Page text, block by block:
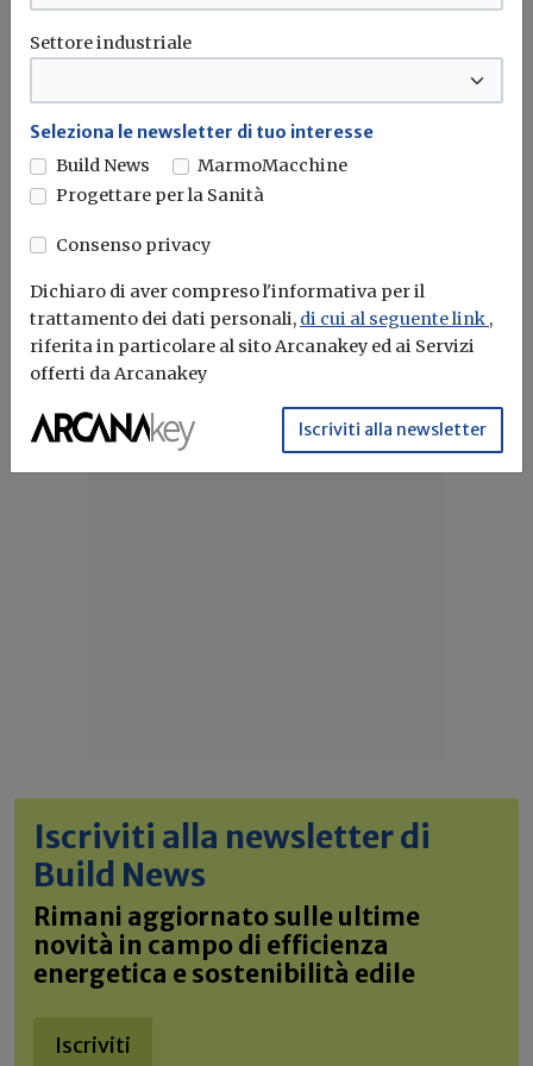
Isolamento acustico Eps
Attualità
Posa in opera dei sistemi per
l'isolamento acustico: pubblicata la
versione 2025 della UNI 11516
La norma fornisce indicazioni di posa in opera degli
elementi coinvolti nella...
Isolamento acustico Posa in opera
Iscriviti alla newsletter di
Build News
Rimani aggiornato sulle ultime
novità in campo di efficienza
energetica e sostenibilità edile
Iscriviti
Settore industriale
Seleziona le newsletter di tuo interesse
Build News
MarmoMacchine
Progettare per la Sanità
Consenso privacy
Dichiaro di aver compreso l'informativa per il
trattamento dei dati personali, di cui al seguente link ,
riferita in particolare al sito Arcanakey ed ai Servizi
offerti da Arcanakey
Iscriviti alla newsletter